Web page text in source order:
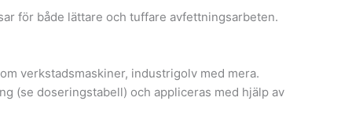
för både lättare och tuffare avfettningsarbeten.
verkstadsmaskiner, industrigolv med mera.
(se doseringstabell) och appliceras med hjälp av